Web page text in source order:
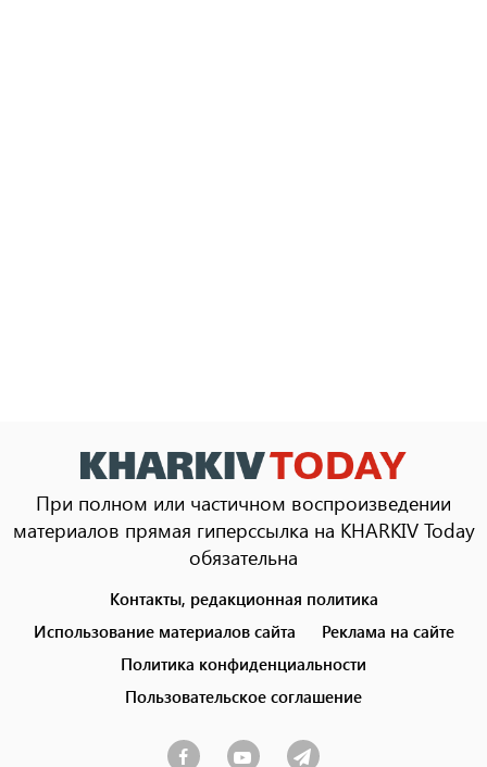
При полном или частичном воспроизведении
материалов прямая гиперссылка на KHARKIV Today
обязательна
menu
Контакты, редакционная политика
Использование материалов сайта
Реклама на сайте
Политика конфиденциальности
Пользовательское соглашение